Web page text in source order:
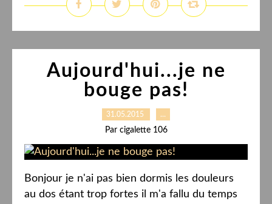
Aujourd'hui...je ne
bouge pas!
31.05.2015 …
Par cigalette 106
Bonjour je n'ai pas bien dormis les douleurs
au dos étant trop fortes il m'a fallu du temps